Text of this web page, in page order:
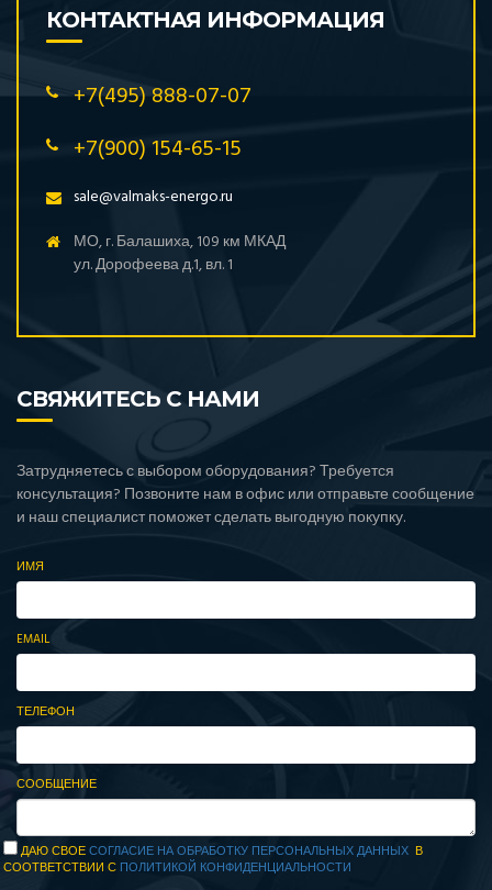
КОНТАКТНАЯ ИНФОРМАЦИЯ
+7(495) 888-07-07
+7(900) 154-65-15
sale@valmaks-energo.ru
МО, г. Балашиха, 109 км МКАД
ул. Дорофеева д.1, вл. 1
СВЯЖИТЕСЬ С НАМИ
Затрудняетесь с выбором оборудования? Требуется
консультация? Позвоните нам в офис или отправьте сообщение
и наш специалист поможет сделать выгодную покупку.
ИМЯ
EMAIL
ТЕЛЕФОН
СООБЩЕНИЕ
ДАЮ СВОЕСОГЛАСИЕ НА ОБРАБОТКУ ПЕРСОНАЛЬНЫХ ДАННЫХ В
СООТВЕТСТВИИ С ПОЛИТИКОЙ КОНФИДЕНЦИАЛЬНОСТИ